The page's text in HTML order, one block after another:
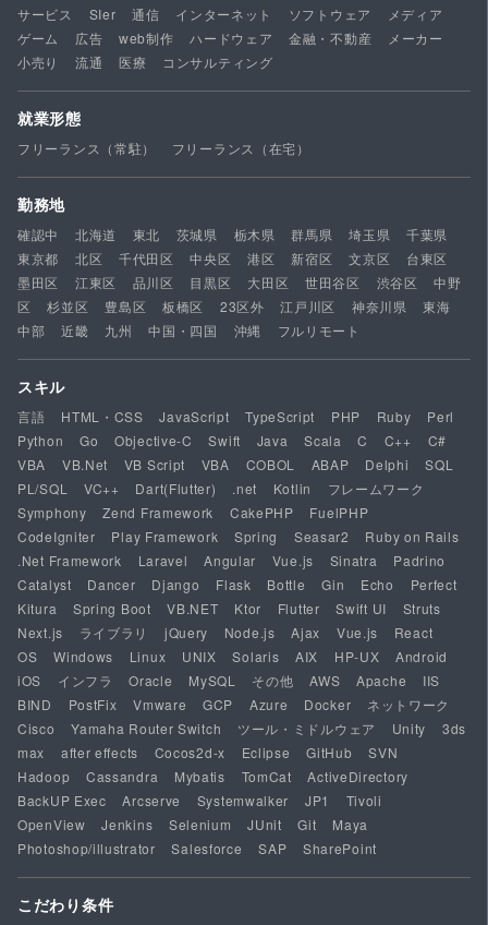
サービス SIer 通信 インターネット ソフトウェア
メディア
ゲーム
広告 web制作 ハードウェア 金融・不動産
メーカー
小売り
流通 医療 コンサルティング
就業形態
フリーランス（常駐） フリーランス（在宅）
勤務地
確認中 北海道 東北 茨城県 栃木県 群馬県 埼玉県
千葉県
東京都
北区 千代田区 中央区 港区 新宿区 文京区
台東区
墨田区
江東区 品川区 目黒区 大田区 世田谷区 渋谷区
中野
区
杉並区 豊島区 板橋区 23区外 江戸川区 神奈川県
東海
中部
近畿 九州 中国・四国 沖縄 フルリモート
スキル
言語 HTML・CSS JavaScript TypeScript PHP Ruby
Perl
Python
Go Objective-C Swift Java Scala C C++
C#
VBA
VB.Net VB Script VBA COBOL ABAP Delphi
SQL
PL/SQL
VC++ Dart(Flutter) .net Kotlin
フレームワーク
Symphony
Zend Framework CakePHP
FuelPHP
CodeIgniter
Play Framework Spring Seasar2
Ruby on Rails
.Net Framework
Laravel Angular Vue.js Sinatra
Padrino
Catalyst
Dancer Django Flask Bottle Gin Echo
Perfect
Kitura
Spring Boot VB.NET Ktor Flutter Swift UI
Struts
Next.js
ライブラリ jQuery Node.js Ajax Vue.js
React
OS
Windows Linux UNIX Solaris AIX HP-UX
Android
iOS
インフラ Oracle MySQL その他 AWS Apache
IIS
BIND
PostFix Vmware GCP Azure Docker
ネットワーク
Cisco
Yamaha Router Switch ツール・ミドルウェア Unity
3ds
max
after effects Cocos2d-x Eclipse GitHub
SVN
Hadoop
Cassandra Mybatis TomCat
ActiveDirectory
BackUP Exec
Arcserve Systemwalker JP1
Tivoli
OpenView
Jenkins Selenium JUnit Git
Maya
Photoshop/illustrator
Salesforce SAP SharePoint
こだわり条件